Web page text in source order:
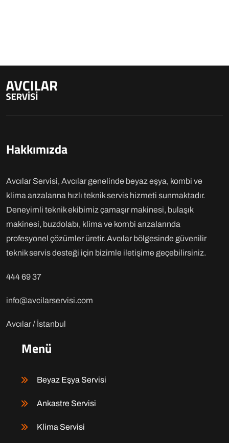
Hakkımızda
Avcılar Servisi, Avcılar genelinde beyaz eşya, kombi ve
klima arızalarına hızlı teknik servis hizmeti sunmaktadır.
Deneyimli teknik ekibimiz çamaşır makinesi, bulaşık
makinesi, buzdolabı, klima ve kombi arızalarında
profesyonel çözümler üretir. Avcılar bölgesinde güvenilir
teknik servis desteği için bizimle iletişime geçebilirsiniz.
444 69 37
info@avcilarservisi.com
Avcılar / İstanbul
Menü
Beyaz Eşya Servisi
Ankastre Servisi
Klima Servisi